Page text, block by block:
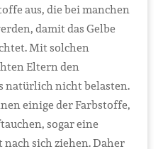
aus, die bei manchen
damit das Gelbe
Mit solchen
Eltern den
natürlich nicht belasten.
einige der Farbstoffe,
sogar eine
sich ziehen. Daher